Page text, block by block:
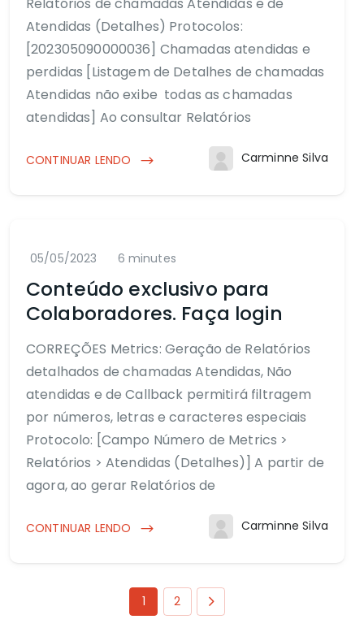
Relatórios de chamadas Atendidas e de
Atendidas (Detalhes) Protocolos:
[202305090000036] Chamadas atendidas e
perdidas [Listagem de Detalhes de chamadas
Atendidas não exibe todas as chamadas
atendidas] Ao consultar Relatórios
CONTINUAR LENDO Carminne Silva
05/05/2023 6 minutes
Conteúdo exclusivo para
Colaboradores. Faça login
CORREÇÕES Metrics: Geração de Relatórios
detalhados de chamadas Atendidas, Não
atendidas e de Callback permitirá filtragem
por números, letras e caracteres especiais
Protocolo: [Campo Número de Metrics >
Relatórios > Atendidas (Detalhes)] A partir de
agora, ao gerar Relatórios de
CONTINUAR LENDO Carminne Silva
1 2